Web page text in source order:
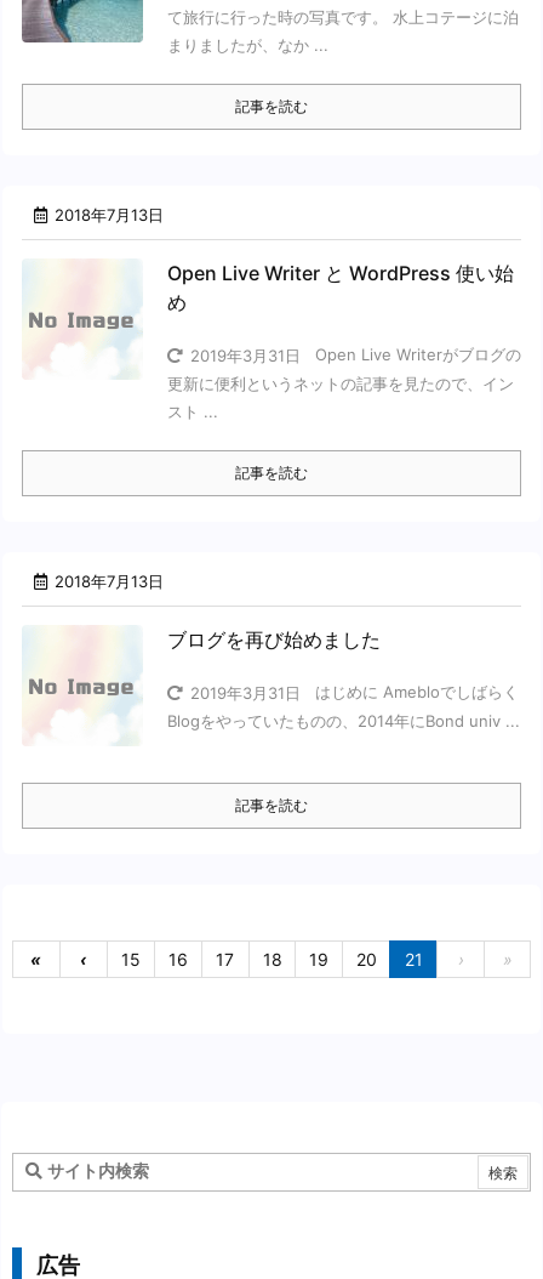
て旅行に行った時の写真です。 水上コテージに泊
まりましたが、なか ...
記事を読む
2018年7月13日
Open Live Writer と WordPress 使い始
め
2019年3月31日
Open Live Writerがブログの
更新に便利というネットの記事を見たので、イン
スト ...
記事を読む
2018年7月13日
ブログを再び始めました
2019年3月31日
はじめに Amebloでしばらく
Blogをやっていたものの、2014年にBond univ ...
記事を読む
« ‹ 15 16 17 18 19 20 21 › »
広告